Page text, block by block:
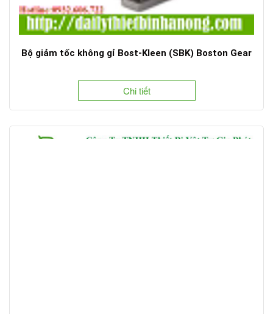
Bộ giảm tốc không gỉ Bost-Kleen (SBK) Boston Gear
Chi tiết